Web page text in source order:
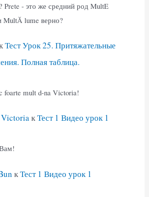
Prete - это же средний род MultE
MultĂ lume верно?
Тест Урок 25. Притяжательные
Полная таблица.
foarte mult d-na Victoria!
кТест 1 Видео урок 1
кТест 1 Видео урок 1